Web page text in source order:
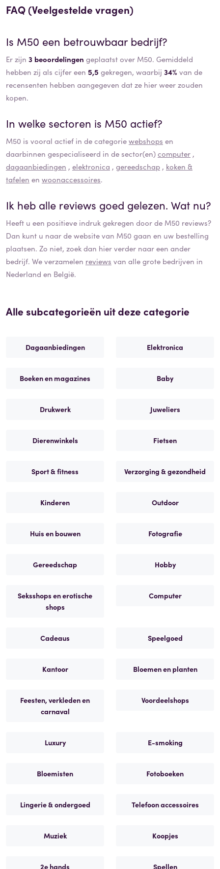
FAQ (Veelgestelde vragen)
Is M50 een betrouwbaar bedrijf?
Er zijn 3 beoordelingen geplaatst over M50. Gemiddeld
hebben zij als cijfer een 5,5 gekregen, waarbij 34% van de
recensenten hebben aangegeven dat ze hier weer zouden
kopen.
In welke sectoren is M50 actief?
M50 is vooral actief in de categoriewebshops en
daarbinnen gespecialiseerd in de sector(en)computer ,
dagaanbiedingen , elektronica , gereedschap , koken &
tafelen en woonaccessoires.
Ik heb alle reviews goed gelezen. Wat nu?
Heeft u een positieve indruk gekregen door de M50 reviews?
Dan kunt u naar de website van M50 gaan en uw bestelling
plaatsen. Zo niet, zoek dan hier verder naar een ander
bedrijf. We verzamelen reviews van alle grote bedrijven in
Nederland en België.
Alle subcategorieën uit deze categorie
Dagaanbiedingen Elektronica
Boeken en magazines Baby
Drukwerk Juweliers
Dierenwinkels Fietsen
Sport & fitness Verzorging & gezondheid
Kinderen Outdoor
Huis en bouwen Fotografie
Gereedschap Hobby
Seksshops en erotische
shops
Computer
Cadeaus Speelgoed
Kantoor Bloemen en planten
Feesten, verkleden en
carnaval
Voordeelshops
Luxury E-smoking
Bloemisten Fotoboeken
Lingerie & ondergoed Telefoon accessoires
Muziek Koopjes
2e hands Spellen